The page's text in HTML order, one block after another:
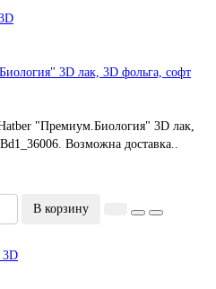
3D лак, 3D фольга, софт
"Премиум.Биология" 3D лак,
Возможна доставка..
В корзину